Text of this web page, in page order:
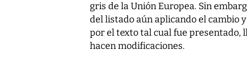
gris de la Unión Europea. Sin
del listado aún aplicando el cambio
por el texto tal cual fue presentado,
hacen modificaciones.